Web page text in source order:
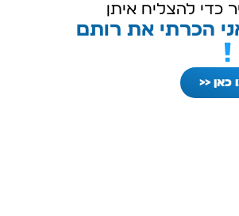
כדי להצליח איתן
הכרתי את רותם
!
כאן <<